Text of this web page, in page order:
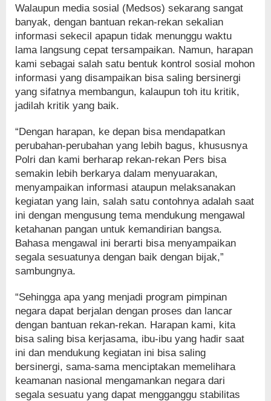
Walaupun media sosial (Medsos) sekarang sangat
banyak, dengan bantuan rekan-rekan sekalian
informasi sekecil apapun tidak menunggu waktu
lama langsung cepat tersampaikan. Namun, harapan
kami sebagai salah satu bentuk kontrol sosial mohon
informasi yang disampaikan bisa saling bersinergi
yang sifatnya membangun, kalaupun toh itu kritik,
jadilah kritik yang baik.
“Dengan harapan, ke depan bisa mendapatkan
perubahan-perubahan yang lebih bagus, khususnya
Polri dan kami berharap rekan-rekan Pers bisa
semakin lebih berkarya dalam menyuarakan,
menyampaikan informasi ataupun melaksanakan
kegiatan yang lain, salah satu contohnya adalah saat
ini dengan mengusung tema mendukung mengawal
ketahanan pangan untuk kemandirian bangsa.
Bahasa mengawal ini berarti bisa menyampaikan
segala sesuatunya dengan baik dengan bijak,”
sambungnya.
“Sehingga apa yang menjadi program pimpinan
negara dapat berjalan dengan proses dan lancar
dengan bantuan rekan-rekan. Harapan kami, kita
bisa saling bisa kerjasama, ibu-ibu yang hadir saat
ini dan mendukung kegiatan ini bisa saling
bersinergi, sama-sama menciptakan memelihara
keamanan nasional mengamankan negara dari
segala sesuatu yang dapat mengganggu stabilitas